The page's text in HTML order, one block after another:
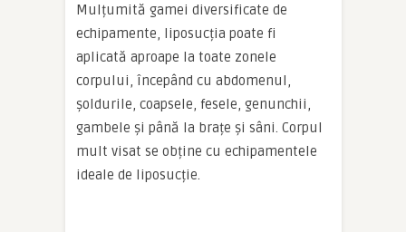
Mulțumită gamei diversificate de
echipamente, liposucția poate fi
aplicată aproape la toate zonele
corpului, începând cu abdomenul,
șoldurile, coapsele, fesele, genunchii,
gambele și până la brațe și sâni. Corpul
mult visat se obține cu echipamentele
ideale de liposucție.